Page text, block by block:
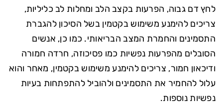
לחץ דם גבוה, הפרעות בקצב הלב ומחלות לב כליליות,
צריכים להימנע משימוש בקטמין בשל הסיכון להגברת
התסמינים והחמרת המצב הבריאותי. כמו כן, אנשים
הסובלים מהפרעות נפשיות כמו פסיכוזה, חרדה חמורה
ודיכאון חמור, צריכים להימנע משימוש בקטמין, מאחר והוא
עלול להחמיר את התסמינים ולהוביל להתפתחות בעיות
נפשיות נוספות.